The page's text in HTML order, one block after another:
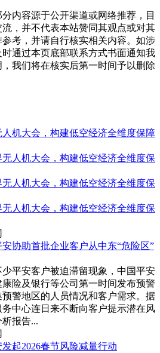
内容源于公开渠道或网络推荐，目
，并不代表本站赞同其观点或对其
考，并请自行核实相关内容。如涉
通过本页底部联系方式书面通知我
我们将在核实后第一时间予以删除
机大会，构建低空经济全维度保障
协助首批企业客户从中东“危险区”
平安客户被迫滞留现象，中国平安
险及银行等公司第一时间发布预警
警地区的人员情况和客户需求。据
中心连日来不断向客户提示潜在风
报告...
起2026春节风险减量行动